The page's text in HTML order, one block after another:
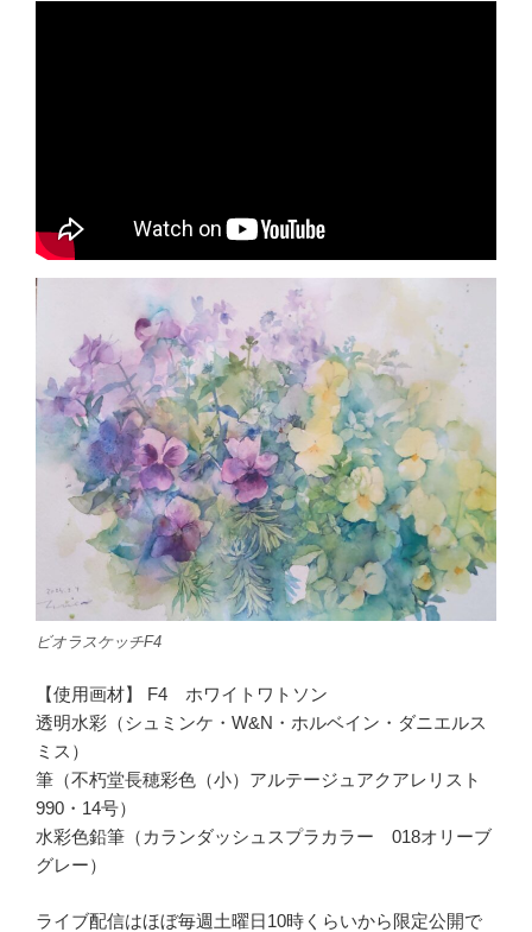
ビオラスケッチF4
【使用画材】 F4 ホワイトワトソン
透明水彩（シュミンケ・W&N・ホルベイン・ダニエルス
ミス）
筆（不朽堂長穂彩色（小）アルテージュアクアレリスト
990・14号）
水彩色鉛筆（カランダッシュスプラカラー 018オリーブ
グレー）
ライブ配信はほぼ毎週土曜日10時くらいから限定公開で